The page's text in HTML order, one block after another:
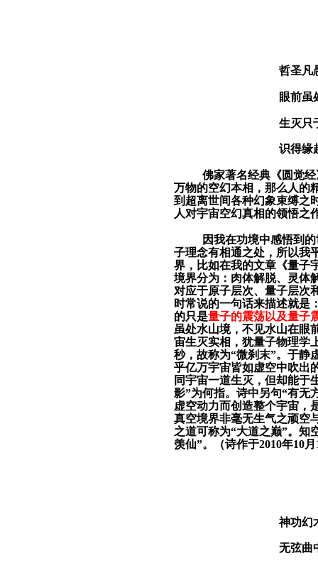
哲圣凡
眼前虽
生灭只
识得缘
佛家著名经典《圆觉经
万物的空幻本相，那么人的
到超离世间各种幻象束缚之
人对宇宙空幻真相的领悟之
因我在功境中感悟到
子理念有相通之处，所以我
界，比如在我的文章《量子
境界分为： 肉体解脱、灵体
对应于原子层次、量子层次
时常说的一句话来描述就是
的只是量子的震荡以及量子
虽处水山境，不见水山在眼
宙生灭实相，犹量子物理学
秒，故称为“微刹末”。于静
乎亿万宇宙皆如虚空中吹出
同宇宙一道生灭，但却能于
影”为何指。诗中另句“有无
虚空动力而创造整个宇宙，
真空境界非毫无生气之顽空
之道可称为“大道之巅”。知
羡仙”。
（诗作于2010年10月
神功幻
无弦曲